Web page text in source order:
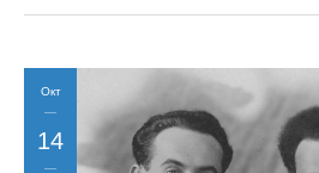
Окт
14